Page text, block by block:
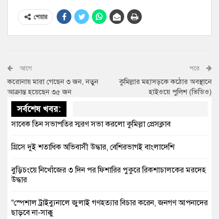
শেয়ার
আগে
করোনায় মারা গেছেন ৩ জন, নতুন
আক্রান্ত হয়েছেন ৩৫ জন
পরে
কুমিল্লার মহাসড়কে কঠোর অবস্থানে
হাইওয়ে পুলিশ (ভিডিও)
সর্বশেষ খবর:
সাবেক তিন সভাপতির স্মরণ সভা করলো কুমিল্লা প্রেসক্লাব
গ্রিসে দুই শতাধিক অভিবাসী উদ্ধার, বেশিরভাগই বাংলাদেশি
বুড়িচংয়ে নিখোঁজের ৩ দিন পর ফিশারির পুকুরে রিকশাচালকের মরদেহ
উদ্ধার
“স্পেশাল ট্রাইব্যুনালে জুলাই গণহত্যার বিচার করেন, জনগণ আপনাদের
ছাড়বে না-সাক্কু